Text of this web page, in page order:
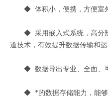
◆ 体积小，便携，方便室外
◆ 采用嵌入式系统，高分辨
道技术，有效提升数据传输和运
◆ 数据导出专业、全面、可
◆ *的数据存储能力，能够连